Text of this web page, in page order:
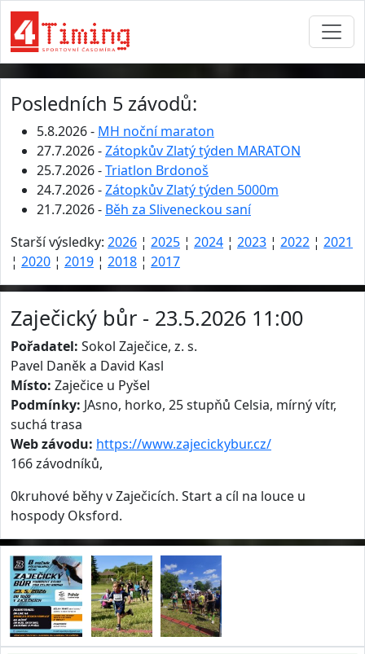
Posledních 5 závodů:
5.8.2026 - MH noční maraton
27.7.2026 -Zátopkův Zlatý týden MARATON
25.7.2026 -Triatlon Brdonoš
24.7.2026 -Zátopkův Zlatý týden 5000m
21.7.2026 - Běh za Sliveneckou saní
Starší výsledky: 2026 ¦ 2025 ¦ 2024 ¦ 2023 ¦ 2022 ¦ 2021
¦ 2020 ¦ 2019 ¦ 2018 ¦ 2017
Zaječický bůr - 23.5.2026 11:00
Pořadatel: Sokol Zaječice, z. s.
Pavel Daněk a David Kasl
Místo: Zaječice u Pyšel
Podmínky: JAsno, horko, 25 stupňů Celsia, mírný vítr,
suchá trasa
Web závodu: https://www.zajecickybur.cz/
166 závodníků,
0kruhové běhy v Zaječicích. Start a cíl na louce u
hospody Oksford.